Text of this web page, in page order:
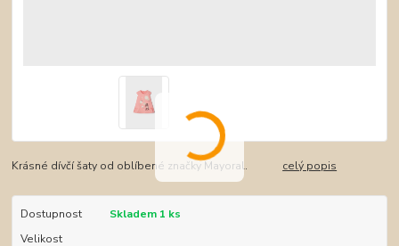
Krásné dívčí šaty od oblíbené značky Mayoral. celý popis
Dostupnost
Skladem 1 ks
Velikost